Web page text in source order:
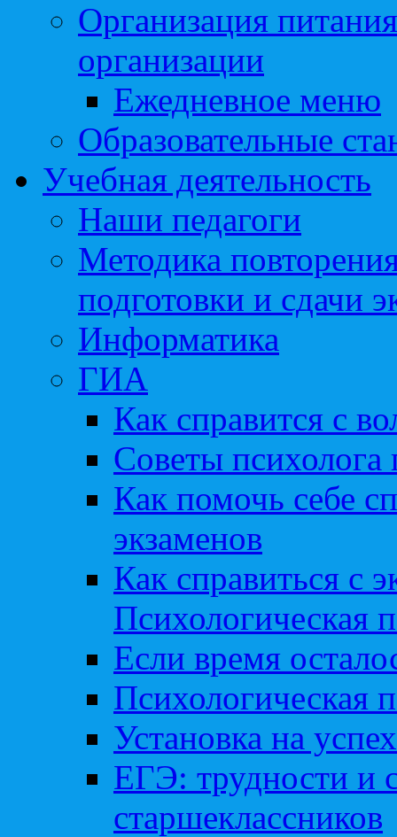
Организация
организации
Ежедневное меню
Образовательные
Учебная деятельность
Наши педагоги
Методика
подготовки и сдачи
Информатика
ГИА
Как справится с
Советы
Как помочь себе
экзаменов
Как справиться с
Психологическая
Если время
Психологическая
Установка на успех
ЕГЭ: трудности и
старшеклассников